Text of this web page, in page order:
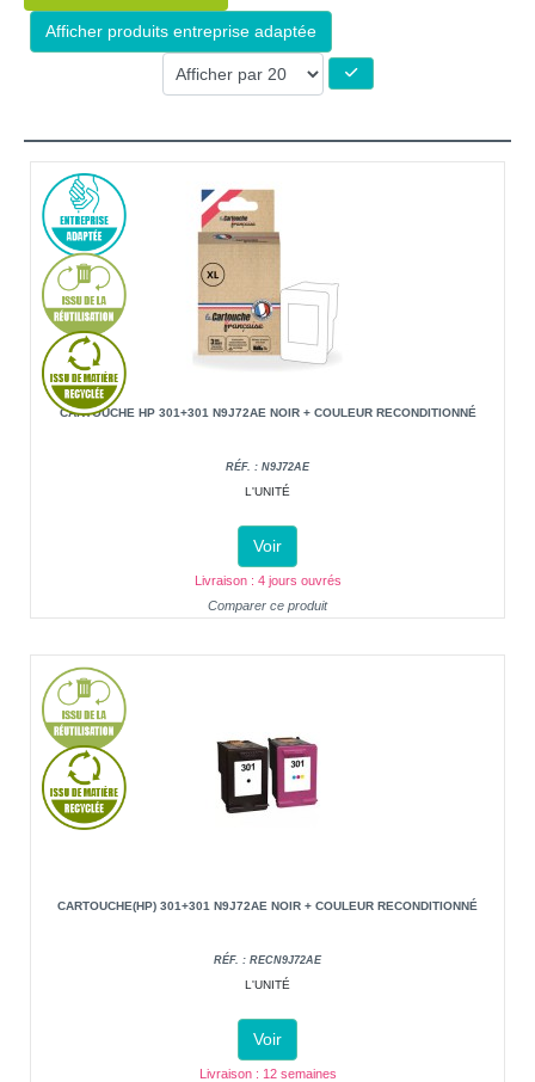
Afficher produits entreprise adaptée
CARTOUCHE HP 301+301 N9J72AE NOIR + COULEUR RECONDITIONNÉ
RÉF. : N9J72AE
L'UNITÉ
Voir
Livraison : 4 jours ouvrés
Comparer ce produit
CARTOUCHE(HP) 301+301 N9J72AE NOIR + COULEUR RECONDITIONNÉ
RÉF. : RECN9J72AE
L'UNITÉ
Voir
Livraison : 12 semaines